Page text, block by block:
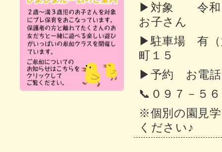
▶対象 令和５
お子さん
▶駐車場 有（
町１５
▶予約 お電話
📞０９７－５
※個別の園見
ください♪